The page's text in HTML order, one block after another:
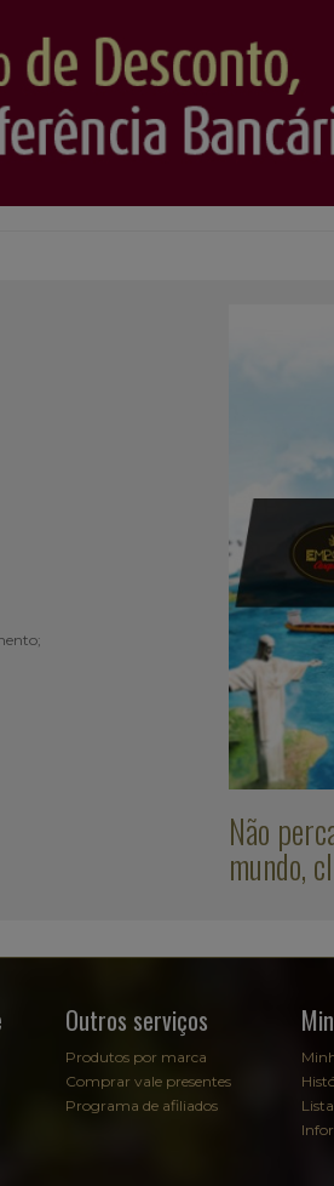
Não
mundo,
Outros serviços
Produtos por marca
Comprar vale presentes
Programa de afiliados